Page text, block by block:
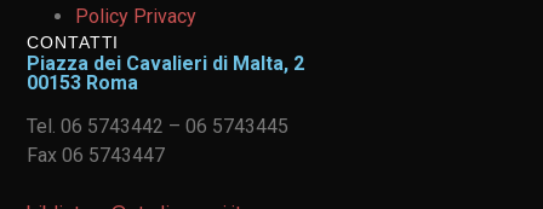
Policy Privacy
CONTATTI
Piazza dei Cavalieri di Malta, 2
00153 Roma
Tel. 06 5743442 – 06 5743445
Fax 06 5743447